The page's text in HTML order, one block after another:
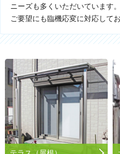
ニーズも多くいただいています
ご要望にも臨機応変に対応してお